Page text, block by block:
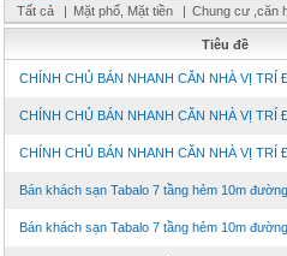
Tất cả
| Mặt phố, Mặt tiền | Chung cư ,căn
Tiêu đề
CHÍNH CHỦ BÁN NHANH CĂN NHÀ VỊ TRÍ
CHÍNH CHỦ BÁN NHANH CĂN NHÀ VỊ TRÍ
CHÍNH CHỦ BÁN NHANH CĂN NHÀ VỊ TRÍ
Bán khách sạn Tabalo 7 tầng hẻm 10m
Bán khách sạn Tabalo 7 tầng hẻm 10m